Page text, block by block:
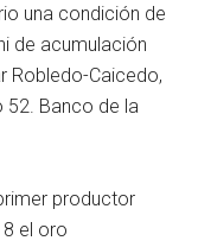
una condición de
de acumulación
Robledo-Caicedo,
52. Banco de la
productor
el oro